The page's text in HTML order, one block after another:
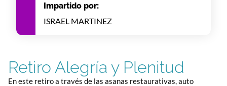
Impartido por:
ISRAEL MARTINEZ
Retiro Alegría y Plenitud
En este retiro a través de las asanas restaurativas, auto